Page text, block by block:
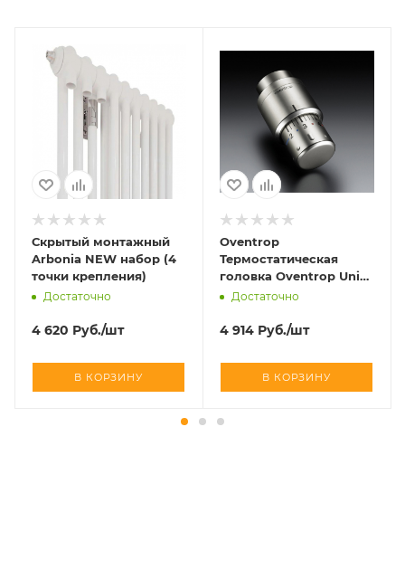
Скрытый монтажный
Arbonia NEW набор (4
точки крепления)
Достаточно
4 620 Руб./шт
В КОРЗИНУ
Oventrop
Термостатическая
головка Oventrop Uni
SH матовая сталь art
Достаточно
4 914 Руб./шт
В КОРЗИНУ